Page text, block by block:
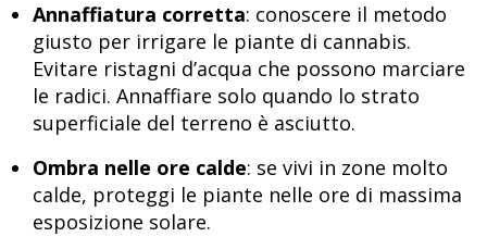
Annaffiatura corretta: conoscere il metodo
giusto per irrigare le piante di cannabis.
Evitare ristagni d’acqua che possono marciare
le radici. Annaffiare solo quando lo strato
superficiale del terreno è asciutto.
Ombra nelle ore calde: se vivi in zone molto
calde, proteggi le piante nelle ore di massima
esposizione solare.